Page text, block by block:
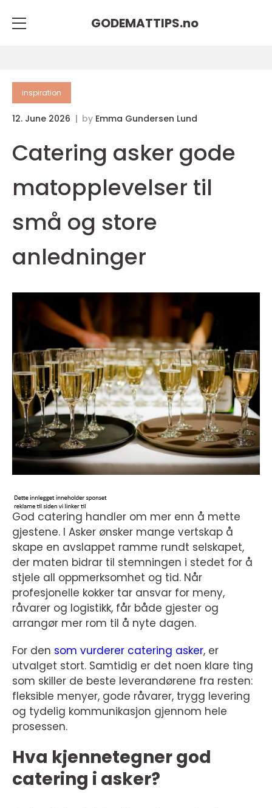
GODEMATTIPS.no
inspiration
12. June 2026 by Emma Gundersen Lund
Catering asker gode
matopplevelser til
små og store
anledninger
God catering handler om mer enn å mette
gjestene. I Asker ønsker mange vertskap å
skape en avslappet ramme rundt selskapet,
der maten bidrar til stemningen i stedet for å
stjele all oppmerksomhet og tid. Når
profesjonelle kokker tar ansvar for meny,
råvarer og logistikk, får både gjester og
arrangør mer rom til å nyte dagen.
For den som vurderer catering asker, er
utvalget stort. Samtidig er det noen klare ting
som skiller de beste leverandørene fra resten:
fleksible menyer, gode råvarer, trygg levering
og tydelig kommunikasjon gjennom hele
prosessen.
Hva kjennetegner god
catering i asker?